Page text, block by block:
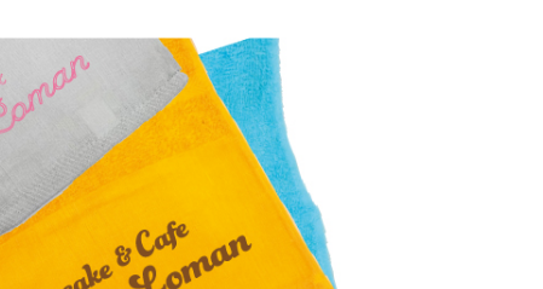
アニマルグッズ
岐阜県産品
はなえみ
kanakono
展示会・イベント特集
安全大会ノベルティ・記念品特集